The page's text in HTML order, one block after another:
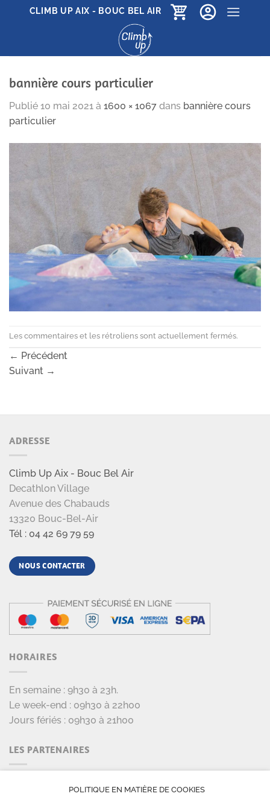
PasserCLIMB UP AIX - BOUC BEL AIR
bannière cours particulier
Publié 10 mai 2021 à 1600 × 1067 dans bannière cours
particulier
Les commentaires et les rétroliens sont actuellement fermés.
← Précédent
Suivant →
ADRESSE
Climb Up Aix - Bouc Bel Air
Decathlon Village
Avenue des Chabauds
13320 Bouc-Bel-Air
Tél : 04 42 69 79 59
NOUS CONTACTER
HORAIRES
En semaine : 9h30 à 23h.
Le week-end : 09h30 à 22h00
Jours fériés : 09h30 à 21h00
LES PARTENAIRES
POLITIQUE EN MATIÈRE DE COOKIES